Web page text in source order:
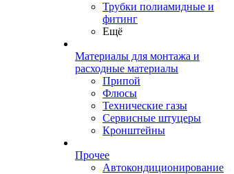
Трубки полиамидные и
фитинг
Ещё
Материалы для монтажа и
расходные материалы
Припой
Флюсы
Технические газы
Сервисные штуцеры
Кронштейны
Прочее
Автокондиционирование